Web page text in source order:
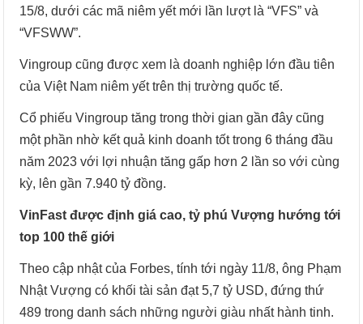
15/8, dưới các mã niêm yết mới lần lượt là “VFS” và
“VFSWW”.
Vingroup cũng được xem là doanh nghiệp lớn đầu tiên
của Việt Nam niêm yết trên thị trường quốc tế.
Cổ phiếu Vingroup tăng trong thời gian gần đây cũng
một phần nhờ kết quả kinh doanh tốt trong 6 tháng đầu
năm 2023 với lợi nhuận tăng gấp hơn 2 lần so với cùng
kỳ, lên gần 7.940 tỷ đồng.
VinFast được định giá cao, tỷ phú Vượng hướng tới
top 100 thế giới
Theo cập nhật của Forbes, tính tới ngày 11/8, ông Phạm
Nhật Vượng có khối tài sản đạt 5,7 tỷ USD, đứng thứ
489 trong danh sách những người giàu nhất hành tinh.